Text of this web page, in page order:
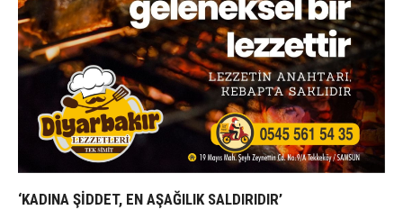
‘KADINA ŞİDDET, EN AŞAĞILIK SALDIRIDIR’